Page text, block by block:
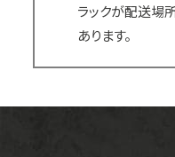
ラックが配送場
あります。